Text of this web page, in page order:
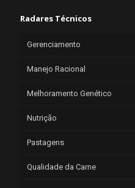
Radares Técnicos
Gerenciamento
Manejo Racional
Melhoramento Genético
Nutrição
Pastagens
Qualidade da Carne